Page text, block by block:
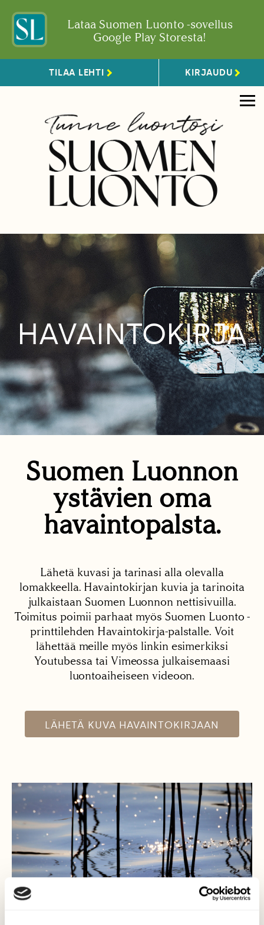
Lataa Suomen Luonto -sovellus
Google Play Storesta!
TILAA LEHTI KIRJAUDU
HAVAINTOKIRJA
Suomen Luonnon
ystävien oma
havaintopalsta.
Lähetä kuvasi ja tarinasi alla olevalla
lomakkeella. Havaintokirjan kuvia ja tarinoita
julkaistaan Suomen Luonnon nettisivuilla.
Toimitus poimii parhaat myös Suomen Luonto -
printtilehden Havaintokirja-palstalle. Voit
lähettää meille myös linkin esimerkiksi
Youtubessa tai Vimeossa julkaisemaasi
luontoaiheiseen videoon.
LÄHETÄ KUVA HAVAINTOKIRJAAN